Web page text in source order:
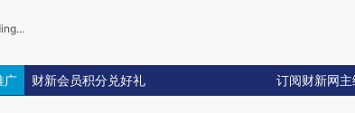
广 财新会员积分兑好礼 订阅财新网